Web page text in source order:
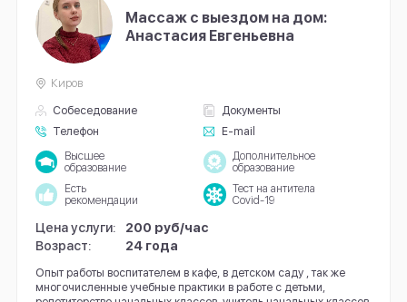
Массаж с выездом на дом:
Анастасия Евгеньевна
Собеседование
Документы
Телефон
E-mail
Киров
Высшее
образование
Дополнительное
образование
Есть
рекомендации
Тест на антитела
Covid-19
Цена услуги:
200 руб/час
Возраст:
24 года
Опыт работы воспитателем в кафе, в детском саду , так же
многочисленные учебные практики в работе с детьми,